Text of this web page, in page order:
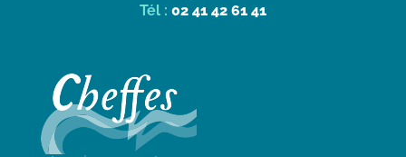
Tél : 02 41 42 61 41